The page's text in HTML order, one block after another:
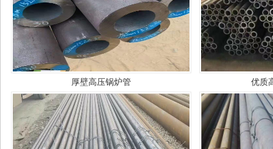
厚壁高压锅炉管 优质